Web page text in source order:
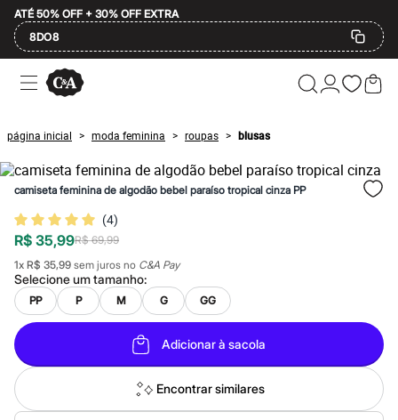
ATÉ 50% OFF + 30% OFF EXTRA
8DO8
Ofertas
Compre por Departamento
Masculino
Infantil
Calçados
Mindse7
Plus Size
Até 20% off
Até 40% off
Até 60% off
A partir de 60% off
Feminino
Em alta
Inverno
Alfaiataria
Novidades
Roupas
Blusas e Camisetas
Básicos
Calças
página inicial > moda feminina > roupas > blusas
camiseta feminina de algodão bebel paraíso tropical cinza PP
(4)
R$ 35,99R$ 69,99
1x R$ 35,99 sem juros no C&A Pay
Selecione umtamanho:
PP P M G GG
Adicionar à sacola
Encontrar similares